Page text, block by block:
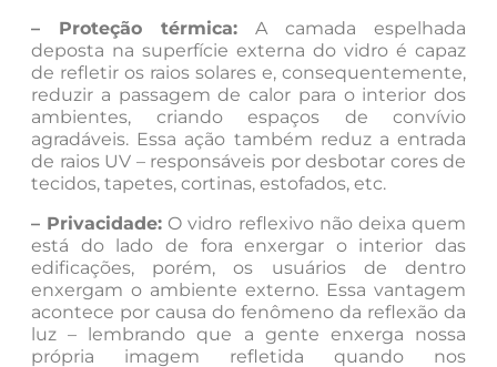
– Proteção térmica:A camada espelhada
deposta na superfície externa do vidro é capaz
de refletir os raios solares e, consequentemente,
reduzir a passagem de calor para o interior dos
ambientes, criando espaços de convívio
agradáveis. Essa ação também reduz a entrada
de raios UV – responsáveis por desbotar cores de
tecidos, tapetes, cortinas, estofados, etc.
– Privacidade: O vidro reflexivo não deixa quem
está do lado de fora enxergar o interior das
edificações, porém, os usuários de dentro
enxergam o ambiente externo. Essa vantagem
acontece por causa do fenômeno da reflexão da
luz – lembrando que a gente enxerga nossa
própria imagem refletida quando nos